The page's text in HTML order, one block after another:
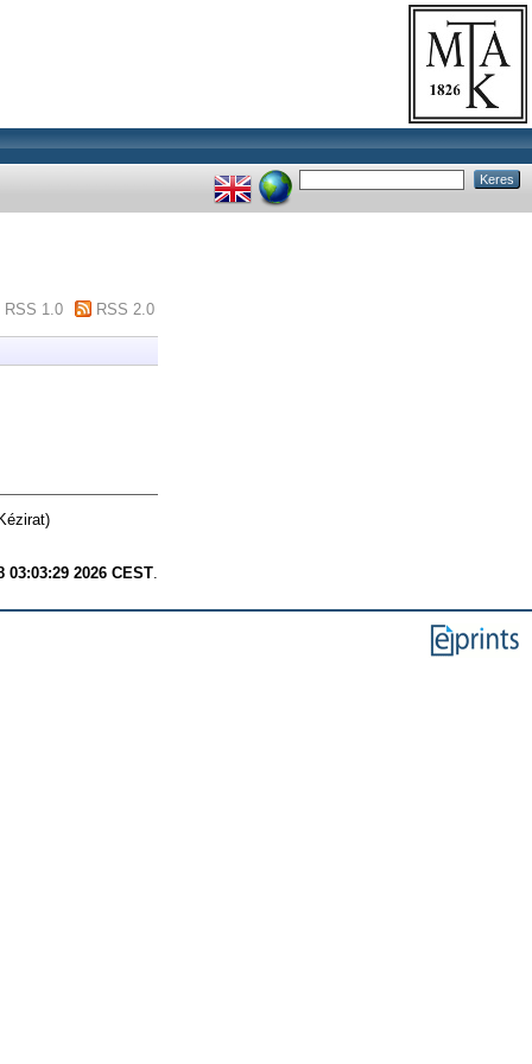
RSS 1.0 RSS 2.0
03:03:29 2026 CEST